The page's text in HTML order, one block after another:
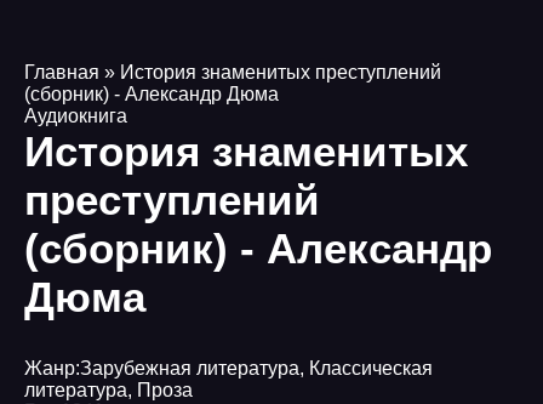
Главная » История знаменитых преступлений
(сборник) - Александр Дюма
Аудиокнига
История знаменитых
преступлений
(сборник) - Александр
Дюма
Жанр:Зарубежная литература, Классическая
литература, Проза